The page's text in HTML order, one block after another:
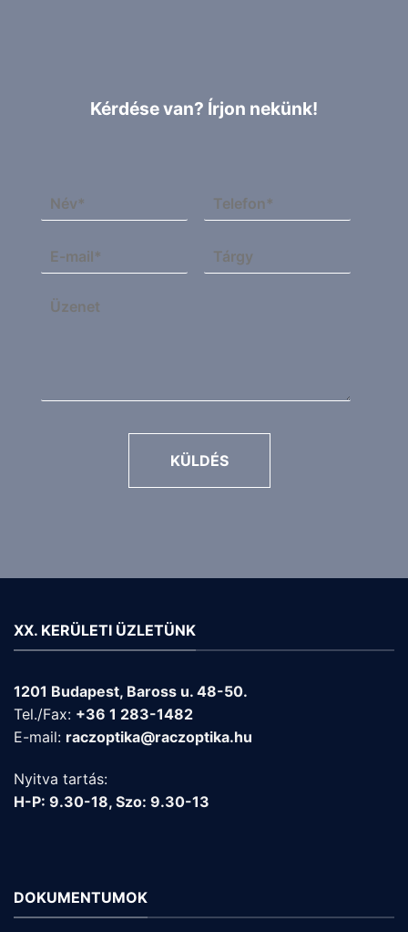
Kérdése van? Írjon nekünk!
KÜLDÉS
XX. KERÜLETI ÜZLETÜNK
1201 Budapest, Baross u. 48-50.
Tel./Fax: +36 1 283-1482
E-mail: raczoptika@raczoptika.hu
Nyitva tartás:
H-P: 9.30-18, Szo: 9.30-13
DOKUMENTUMOK